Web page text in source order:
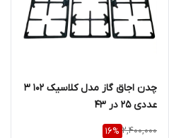
چدن اجاق گاز مدل کلاسیک 102 3
عددی 25 در ۴۳
2,400,000
16%